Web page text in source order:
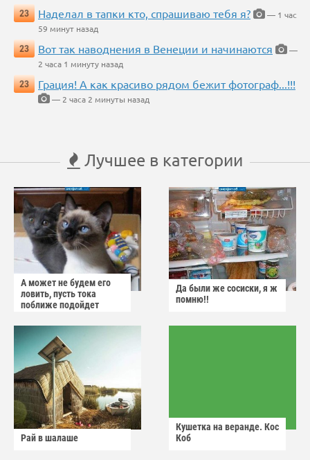
23
Наделал в тапки кто, спрашиваю тебя я?
— 1 час
59 минут назад
23
Вот так наводнения в Венеции и начинаются
—
2 часа 1 минуту назад
23
Грация! А как красиво рядом бежит фотограф...!!!
— 2 часа 2 минуты назад
Лучшее в категории
А может не будем его
ловить, пусть тока
поближе подойдет
Да были же сосиски, я ж
помню!!
Рай в шалаше
Кушетка на веранде. Кос
Коб